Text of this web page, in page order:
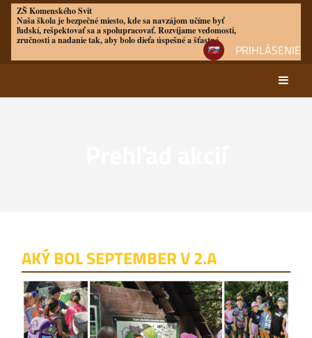
ZŠ Komenského Svit
Naša škola je bezpečné miesto, kde sa navzájom učíme byť
ľudskí, rešpektovať sa a spolupracovať. Rozvíjame vedomosti,
zručnosti a nadanie tak, aby bolo dieťa úspešné a šťastné
PRIHLÁSENIE
akcií
AKÝ BOL SEPTEMBER V 2.A